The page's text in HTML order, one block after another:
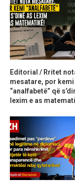
Editorial / Rritet
mesatare, por kemi
“analfabetë” që
lexim e as